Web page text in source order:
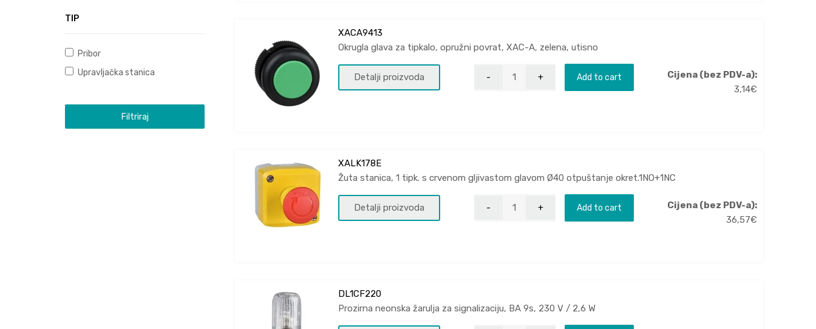
XACA9413
Okrugla glava za tipkalo, opružni povrat, XAC-A, zelena, utisno
Detalji proizvoda Add to cart
Cijena (bez PDV-a):
3,14€
XALK178E
Žuta stanica, 1 tipk. s crvenom gljivastom glavom Ø40 otpuštanje okret.1NO+1NC
Detalji proizvoda Add to cart
Cijena (bez PDV-a):
36,57€
DL1CF220
Prozirna neonska žarulja za signalizaciju, BA 9s, 230 V / 2,6 W
TIP
Pribor
Upravljačka stanica
Filtriraj